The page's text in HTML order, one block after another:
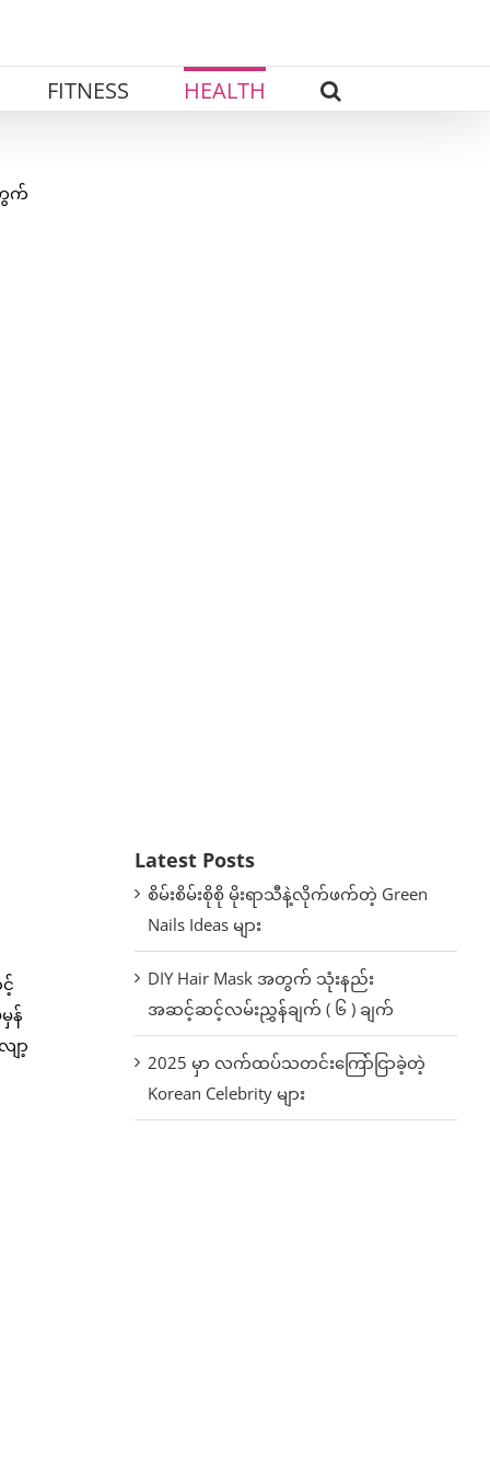
FITNESS HEALTH
တွက်
န်
ော့
Latest Posts
စိမ်းစိမ်းစိုစို မိုးရာသီနဲ့လိုက်ဖက်တဲ့ Green
Nails Ideas များ
DIY Hair Mask အတွက် သုံးနည်း
အဆင့်ဆင့်လမ်းညွှန်ချက် ( ၆ ) ချက်
2025 မှာ လက်ထပ်သတင်းကြော်ငြာခဲ့တဲ့
Korean Celebrity များ